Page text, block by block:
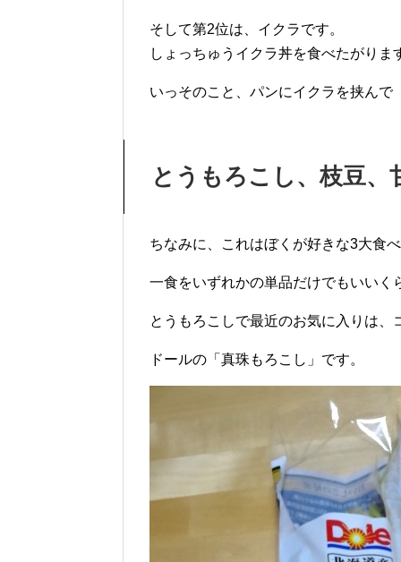
そして第2位は、イクラです。
しょっちゅうイクラ丼を食べたがりま
いっそのこと、パンにイクラを挟んで
とうもろこし、枝豆、
ちなみに、これはぼくが好きな3大食べ
一食をいずれかの単品だけでもいいく
とうもろこしで最近のお気に入りは、
ドールの「真珠もろこし」です。